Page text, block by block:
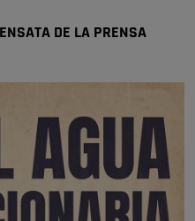
DE LA PRENSA